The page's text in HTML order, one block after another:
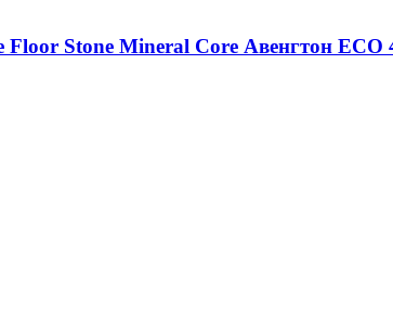
Stone Mineral Core Авенгтон ЕСО